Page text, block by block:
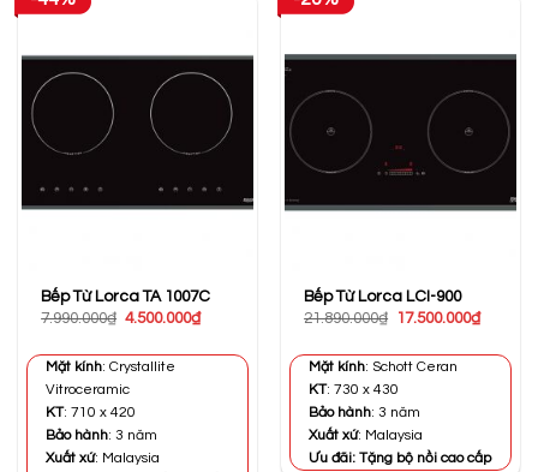
Bếp Từ Lorca TA 1007C
7.990.000₫ Giá
7.990.000₫.
4.500.000₫Giá
Mặt kính: Crystallite
Vitroceramic
KT: 710 x 420
Bảo hành: 3 năm
Xuất xứ: Malaysia
Bếp Từ Lorca LCI-900
21.890.000₫
Giá
21.890.000₫.
17.500.000₫Giá
Mặt kính: Schott Ceran
KT: 730 x 430
Bảo hành: 3 năm
Xuất xứ: Malaysia
Ưu đãi: Tặng bộ nồi cao cấp